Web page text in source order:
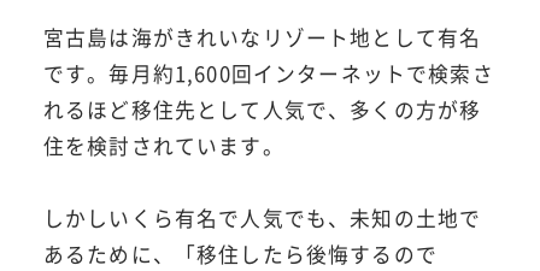
宮古島は海がきれいなリゾート地として有名
です。毎月約1,600回インターネットで検索さ
れるほど移住先として人気で、多くの方が移
住を検討されています。
しかしいくら有名で人気でも、未知の土地で
あるために、「移住したら後悔するので